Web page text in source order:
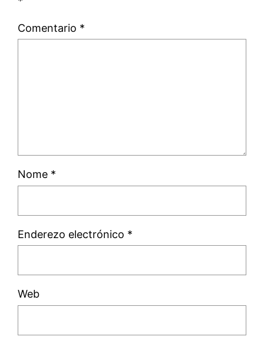
Comentario *
Nome *
Enderezo electrónico *
Web